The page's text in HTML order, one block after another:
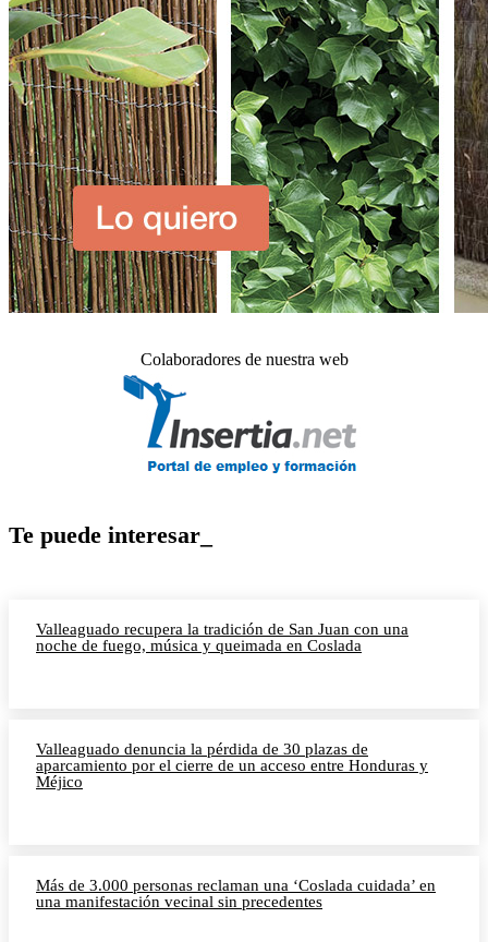
Colaboradores de nuestra web
Te puede interesar_
Valleaguado recupera la tradición de San Juan con una
noche de fuego, música y queimada en Coslada
Valleaguado denuncia la pérdida de 30 plazas de
aparcamiento por el cierre de un acceso entre Honduras y
Méjico
Más de 3.000 personas reclaman una ‘Coslada cuidada’ en
una manifestación vecinal sin precedentes